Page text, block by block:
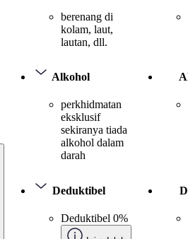
berenang di
kolam, laut,
lautan, dll.
Alkohol
perkhidmatan
eksklusif
sekiranya tiada
alkohol dalam
darah
Deduktibel
Deduktibel 0%